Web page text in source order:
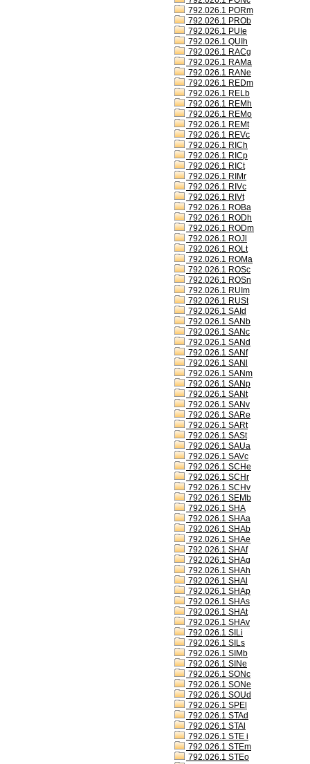
792.026.1 PORm
792.026.1 PROb
792.026.1 PUIe
792.026.1 QUIh
792.026.1 RACg
792.026.1 RAMa
792.026.1 RANe
792.026.1 REDm
792.026.1 RELb
792.026.1 REMh
792.026.1 REMo
792.026.1 REMt
792.026.1 REVc
792.026.1 RICh
792.026.1 RICp
792.026.1 RICt
792.026.1 RIMr
792.026.1 RIVc
792.026.1 RIVt
792.026.1 ROBa
792.026.1 RODh
792.026.1 RODm
792.026.1 ROJl
792.026.1 ROLt
792.026.1 ROMa
792.026.1 ROSc
792.026.1 ROSn
792.026.1 RUIm
792.026.1 RUSt
792.026.1 SAId
792.026.1 SANb
792.026.1 SANc
792.026.1 SANd
792.026.1 SANf
792.026.1 SANl
792.026.1 SANm
792.026.1 SANp
792.026.1 SANt
792.026.1 SANv
792.026.1 SARe
792.026.1 SARt
792.026.1 SASt
792.026.1 SAUa
792.026.1 SAVc
792.026.1 SCHe
792.026.1 SCHr
792.026.1 SCHv
792.026.1 SEMb
792.026.1 SHA
792.026.1 SHAa
792.026.1 SHAb
792.026.1 SHAe
792.026.1 SHAf
792.026.1 SHAg
792.026.1 SHAh
792.026.1 SHAl
792.026.1 SHAp
792.026.1 SHAs
792.026.1 SHAt
792.026.1 SHAv
792.026.1 SILi
792.026.1 SILs
792.026.1 SIMb
792.026.1 SINe
792.026.1 SONc
792.026.1 SONe
792.026.1 SOUd
792.026.1 SPEl
792.026.1 STAd
792.026.1 STAl
792.026.1 STE i
792.026.1 STEm
792.026.1 STEo